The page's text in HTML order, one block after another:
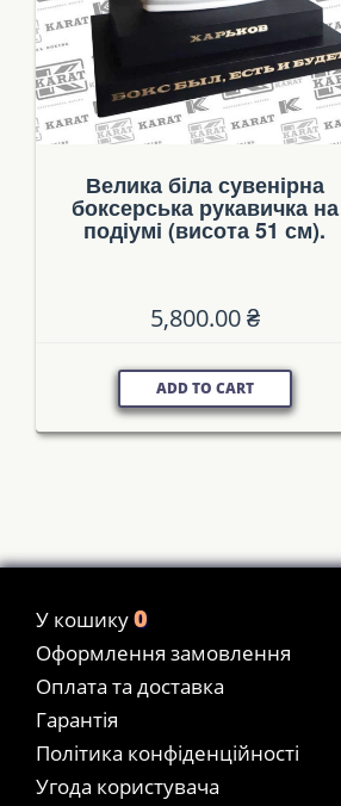
Велика біла сувенірна
боксерська рукавичка на
подіумі (висота 51 см).
5,800.00₴
ADD TO CART
У кошику0
Оформлення замовлення
Оплата та доставка
Гарантія
Політика конфіденційності
Угода користувача